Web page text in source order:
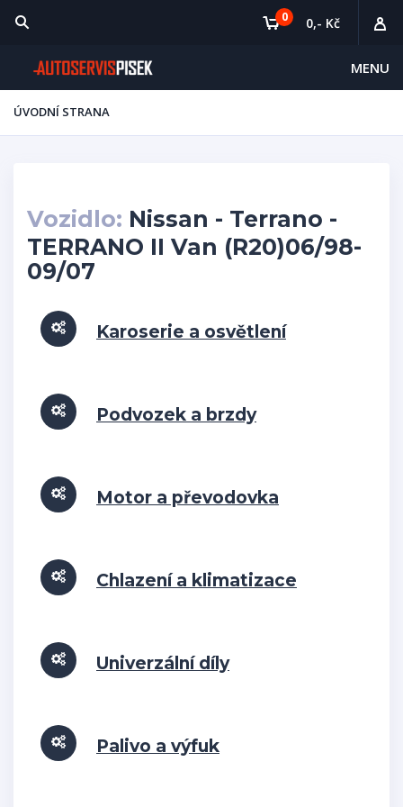
MENU
0 0,- Kč
ÚVODNÍ STRANA
Vozidlo: Nissan - Terrano -
TERRANO II Van (R20)06/98-
09/07
Karoserie a osvětlení
Podvozek a brzdy
Motor a převodovka
Chlazení a klimatizace
Univerzální díly
Palivo a výfuk